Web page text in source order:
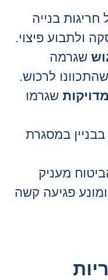
חריגות בנייה
ולתבוע פיצוי.
שגרמה
לרכוש.
שגרמו
בבניין במסגרת
מעניק
פגיעה קשה